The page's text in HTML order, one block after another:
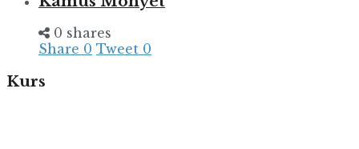
0 shares
Share 0 Tweet 0
Kurs